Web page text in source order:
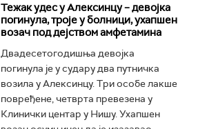
Тежак удес у Алексинцу – девојка
погинула, троје у болници, ухапшен
возач под дејством амфетамина
Двадесетогодишња девојка
погинула је у судару два путничка
возила у Алексинцу. Три особе лакше
повређене, четврта превезена у
Клинички центар у Нишу. Ухапшен